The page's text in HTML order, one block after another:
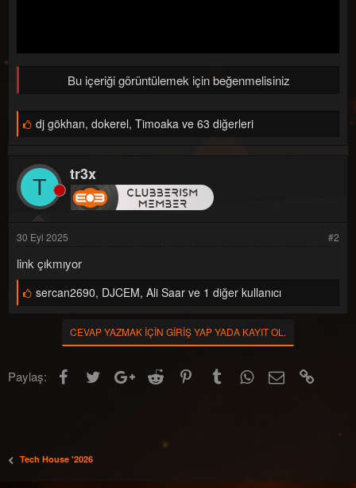
Bu içeriği görüntülemek için beğenmelisiniz
B
n
i
e
r
:
dj gökhan, dokerel, Timoaka ve 63 diğerleri
T
tr3x
30 Eyl 2025 #2
link çıkmıyor
B
e
sercan2690, DJCEM, Ali Saar ve 1 diğer kullanıcı
CEVAP YAZMAK IÇIN GIRIŞ YAP YADA KAYIT OL.
Paylaş: FacebookTwitterGoogle+Reddit PinterestTumblrWhatsApp
E-posta
Tech House '2026